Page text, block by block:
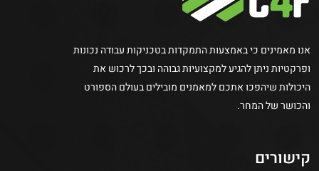
אנו מאמינים כי באמצעות התמקדות בטכניקות עבודה נכונות
ופרקטיות ניתן להגיע למקצועיות גבוהה ובכך לרכוש את
היכולות שיהפכו אתכם למאמנים מובילים בעולם הספורט
והכושר של המחר.
קישורים